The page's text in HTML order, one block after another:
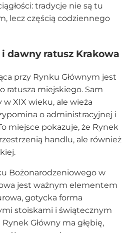
tradycje nie są tu
lecz częścią codziennego
dawny ratusz Krakowa
przy Rynku Głównym jest
ratusza miejskiego. Sam
w XIX wieku, ale wieża
o administracyjnej i
miejsce pokazuje, że Rynek
handlu, ale również
Bożonarodzeniowego w
jest ważnym elementem
gotycka forma
stoiskami i świątecznym
Główny ma głębię,